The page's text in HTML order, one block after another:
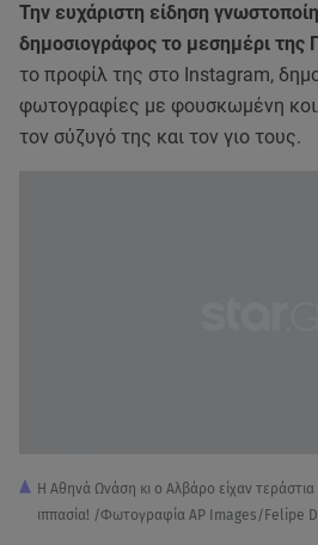
Την ευχάριστη είδηση
δημοσιογράφος το μεσημέρι της
το προφίλ της στο Instagram,
φωτογραφίες με φουσκωμένη
τον σύζυγό της και τον γιο τους.
H Αθηνά Ωνάση κι ο Αλβάρο είχαν
ιππασία! /Φωτογραφία AP Images/Felipe